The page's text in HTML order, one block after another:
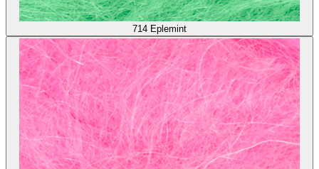
714 Eplemint